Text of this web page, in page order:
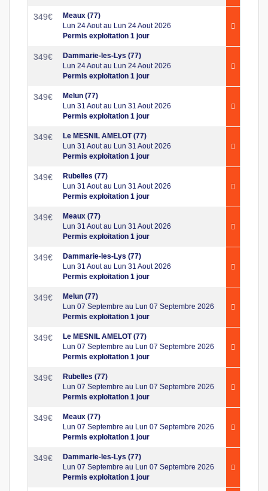
349€
Meaux (77)
Lun 24 Aout au Lun 24 Aout 2026
Permis exploitation 1 jour
349€
Dammarie-les-Lys (77)
Lun 24 Aout au Lun 24 Aout 2026
Permis exploitation 1 jour
349€
Melun (77)
Lun 31 Aout au Lun 31 Aout 2026
Permis exploitation 1 jour
349€
Le MESNIL AMELOT (77)
Lun 31 Aout au Lun 31 Aout 2026
Permis exploitation 1 jour
349€
Rubelles (77)
Lun 31 Aout au Lun 31 Aout 2026
Permis exploitation 1 jour
349€
Meaux (77)
Lun 31 Aout au Lun 31 Aout 2026
Permis exploitation 1 jour
349€
Dammarie-les-Lys (77)
Lun 31 Aout au Lun 31 Aout 2026
Permis exploitation 1 jour
349€
Melun (77)
Lun 07 Septembre au Lun 07 Septembre 2026
Permis exploitation 1 jour
349€
Le MESNIL AMELOT (77)
Lun 07 Septembre au Lun 07 Septembre 2026
Permis exploitation 1 jour
349€
Rubelles (77)
Lun 07 Septembre au Lun 07 Septembre 2026
Permis exploitation 1 jour
349€
Meaux (77)
Lun 07 Septembre au Lun 07 Septembre 2026
Permis exploitation 1 jour
349€
Dammarie-les-Lys (77)
Lun 07 Septembre au Lun 07 Septembre 2026
Permis exploitation 1 jour